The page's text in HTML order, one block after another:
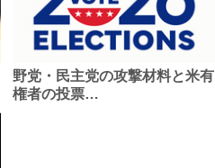
野党・民主党の攻撃材料と米有
権者の投票…